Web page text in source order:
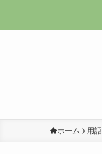
ホーム 用